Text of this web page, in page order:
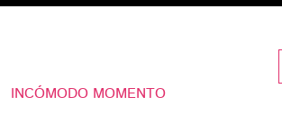
INCÓMODO MOMENTO